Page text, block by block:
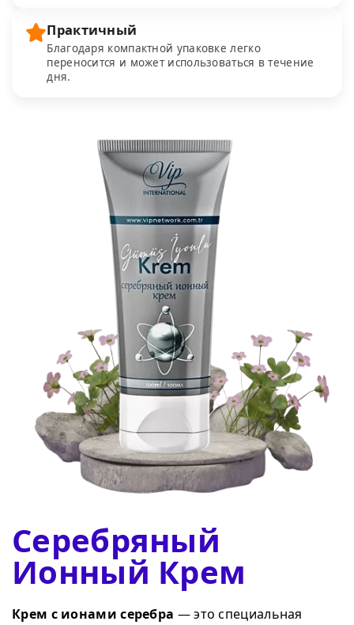
Практичный
Благодаря компактной упаковке легко
переносится и может использоваться в течение
дня.
Серебряный
Ионный Крем
Крем с ионами серебра — это специальная